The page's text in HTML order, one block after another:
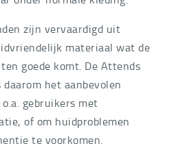
zijn vervaardigd uit
materiaal wat de
goede komt. De Attends
het aanbevolen
gebruikers met
of om huidproblemen
te voorkomen.